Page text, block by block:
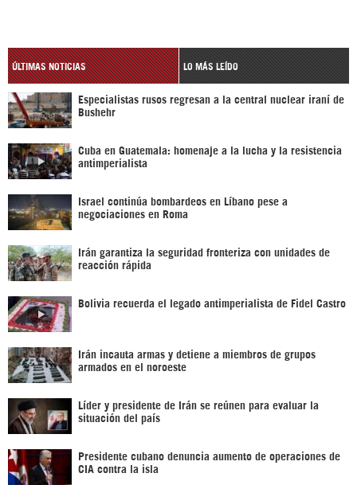
ÚLTIMAS NOTICIAS LO MÁS LEÍDO
Especialistas rusos regresan a la central nuclear iraní de
Bushehr
Cuba en Guatemala: homenaje a la lucha y la resistencia
antimperialista
Israel continúa bombardeos en Líbano pese a
negociaciones en Roma
Irán garantiza la seguridad fronteriza con unidades de
reacción rápida
Bolivia recuerda el legado antimperialista de Fidel Castro
Irán incauta armas y detiene a miembros de grupos
armados en el noroeste
Líder y presidente de Irán se reúnen para evaluar la
situación del país
Presidente cubano denuncia aumento de operaciones de
CIA contra la isla